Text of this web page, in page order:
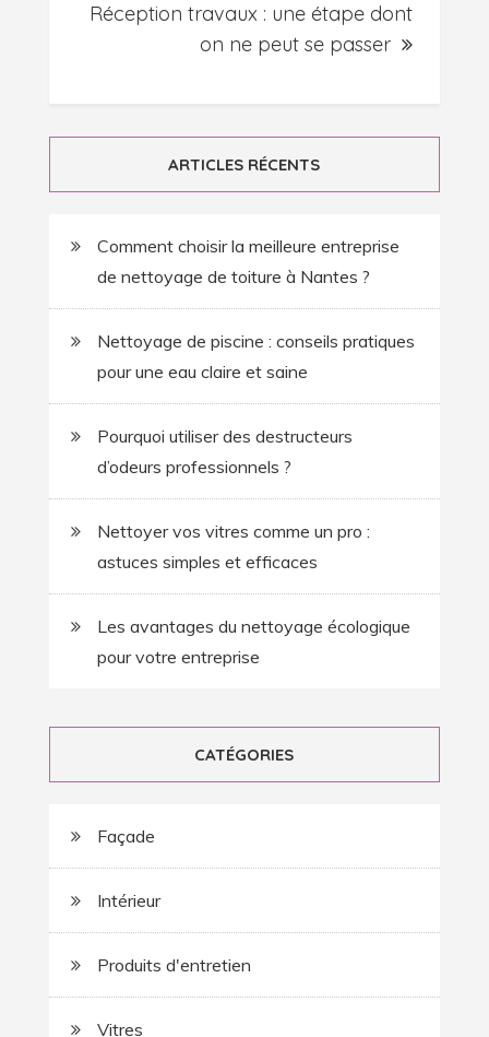
Réception travaux : une étape dont
on ne peut se passer
ARTICLES RÉCENTS
Comment choisir la meilleure entreprise
de nettoyage de toiture à Nantes ?
Nettoyage de piscine : conseils pratiques
pour une eau claire et saine
Pourquoi utiliser des destructeurs
d’odeurs professionnels ?
Nettoyer vos vitres comme un pro :
astuces simples et efficaces
Les avantages du nettoyage écologique
pour votre entreprise
CATÉGORIES
Façade
Intérieur
Produits d'entretien
Vitres